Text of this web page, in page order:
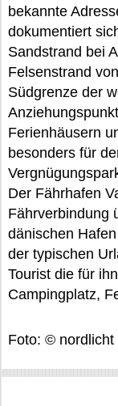
bekannte
dokumentiert
Sandstrand bei
Felsenstrand
Südgrenze der
Ferienhäusern
besonders für
Der Fährhafen
Fährverbindung
dänischen
der typischen
Tourist die für
Campingplatz,
Foto: © nordlicht